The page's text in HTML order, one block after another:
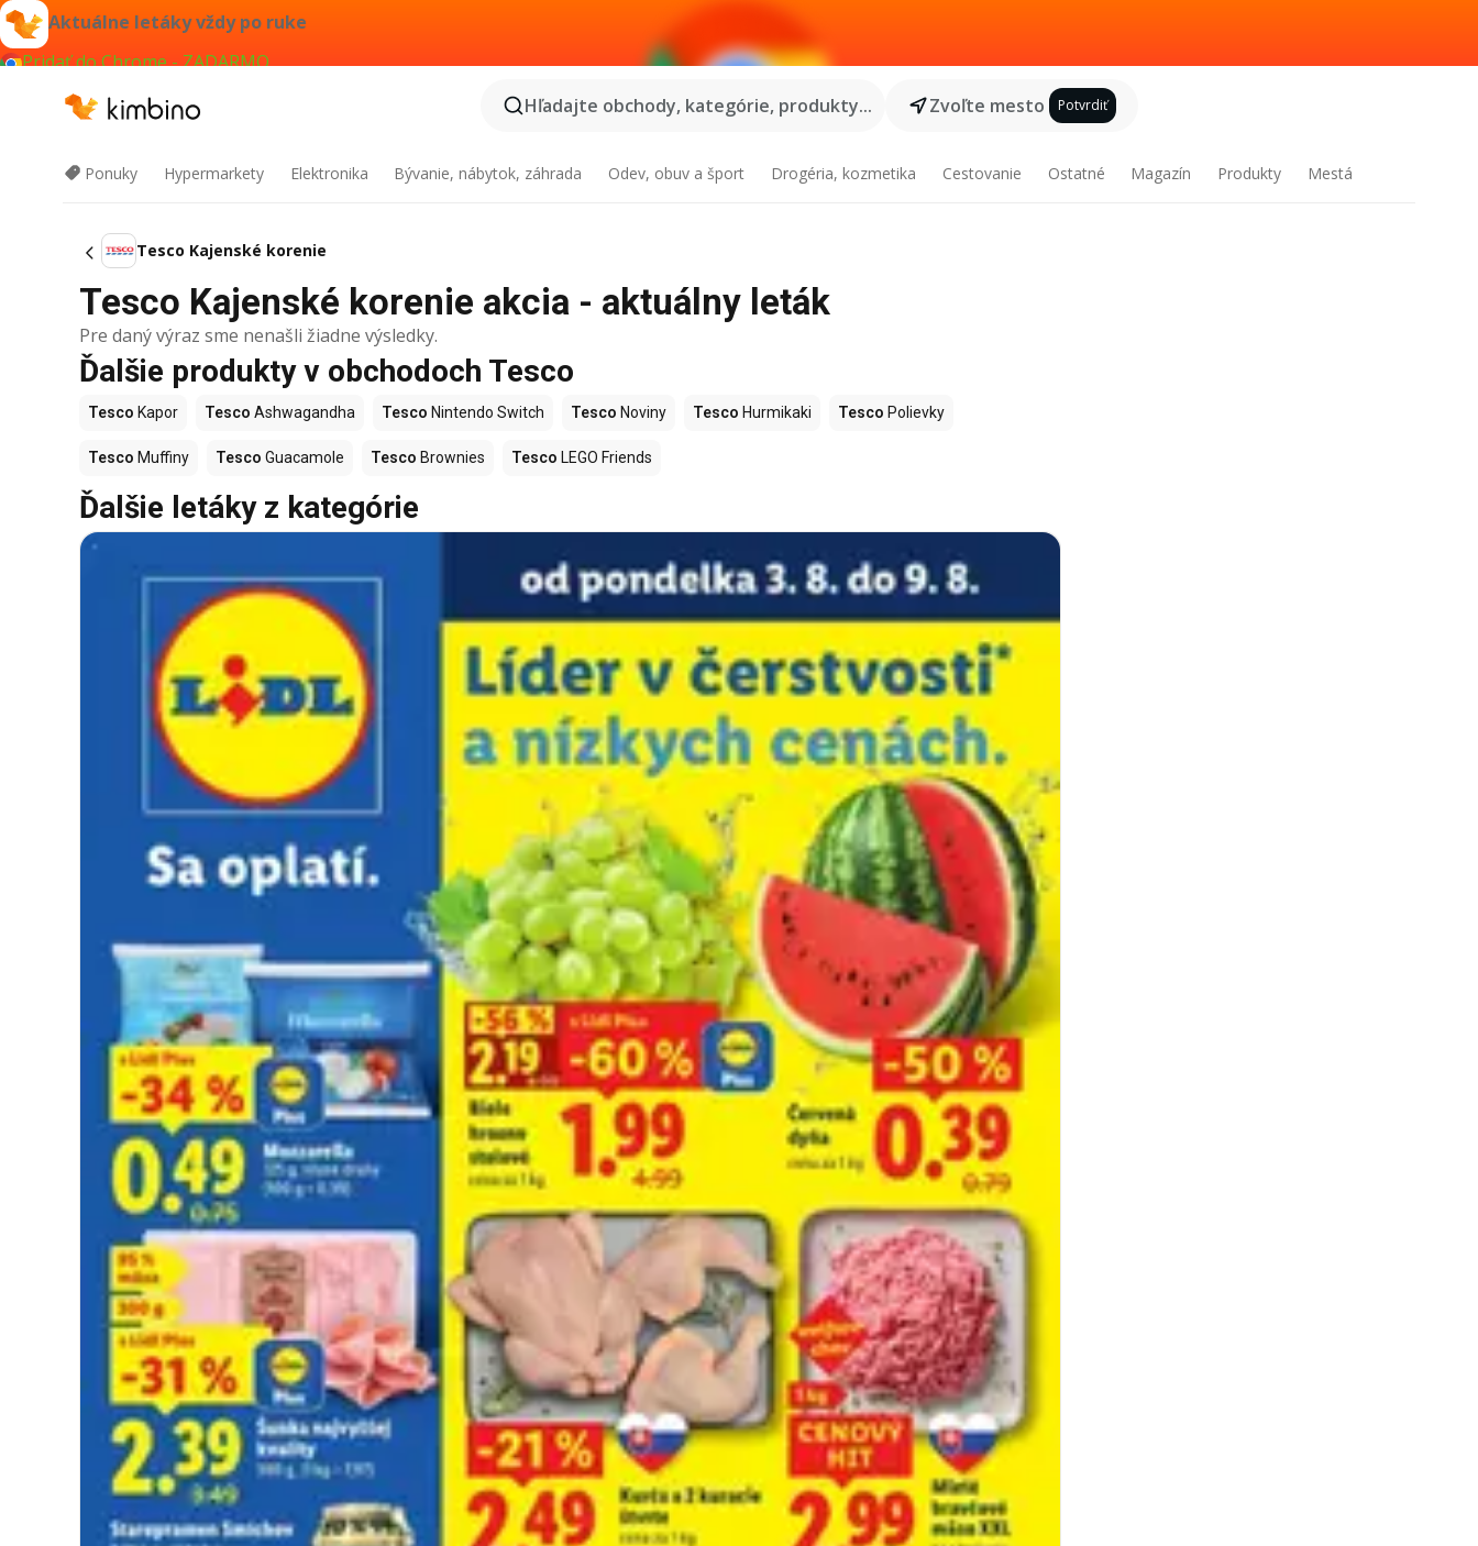
Aktuálne letáky vždy po ruke
Pridať do Chrome - ZADARMO
Hľadajte obchody, kategórie, produkty...
Zvoľte mesto Potvrdiť
Ponuky Hypermarkety Elektronika Bývanie, nábytok, záhrada Odev, obuv a šport Drogéria, kozmetika Cestovanie Ostatné Magazín Produkty Mestá
Tesco Kajenské korenie
Tesco Kajenské korenie akcia - aktuálny leták
Pre daný výraz sme nenašli žiadne výsledky.
Ďalšie produkty v obchodoch Tesco
Tesco Kapor Tesco Ashwagandha Tesco Nintendo Switch Tesco Noviny Tesco Hurmikaki Tesco Polievky
Tesco Muffiny Tesco Guacamole Tesco Brownies Tesco LEGO Friends
Ďalšie letáky z kategórie